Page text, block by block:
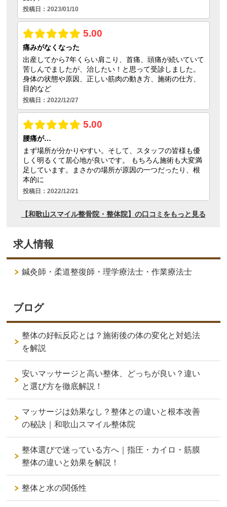
求人情報
鍼灸師・柔道整復師・理学療法士・作業療法士
ブログ
整体の好転反応とは？施術後の体の変化と対処法
を解説
安いマッサージと高い整体、どっちが良い？違い
と選び方を徹底解説！
マッサージは効果なし？整体との違いと根本改善
の秘訣｜和歌山スマイル整体院
整体選びで迷っている方へ｜指圧・カイロ・筋膜
整体の違いと効果を解説！
整体と水の関係性